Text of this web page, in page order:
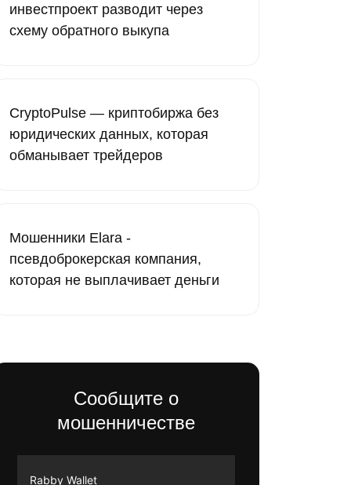
инвестпроект разводит через
схему обратного выкупа
CryptoPulse — криптобиржа без
юридических данных, которая
обманывает трейдеров
Мошенники Elara -
псевдоброкерская компания,
которая не выплачивает деньги
Сообщите о
мошенничестве